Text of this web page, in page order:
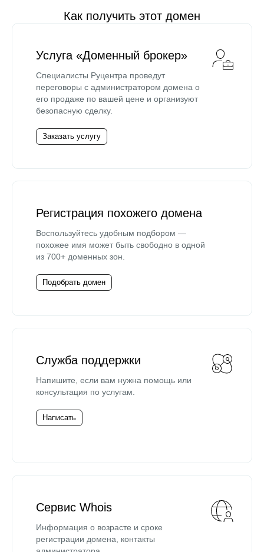
Как получить этот домен
Услуга «Доменный брокер»
Специалисты Руцентра проведут
переговоры с администратором домена о
его продаже по вашей цене и организуют
безопасную сделку.
Заказать услугу
Регистрация похожего домена
Воспользуйтесь удобным подбором —
похожее имя может быть свободно в одной
из 700+ доменных зон.
Подобрать домен
Служба поддержки
Напишите, если вам нужна помощь или
консультация по услугам.
Написать
Сервис Whois
Информация о возрасте и сроке
регистрации домена, контакты